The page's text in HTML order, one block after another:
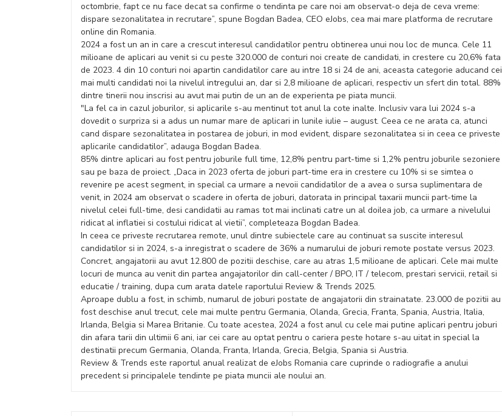
octombrie, fapt ce nu face decat sa confirme o tendinta pe care noi am observat-o deja de ceva vreme:
dispare sezonalitatea in recrutare”, spune Bogdan Badea, CEO eJobs, cea mai mare platforma de recrutare
online din Romania.
2024 a fost un an in care a crescut interesul candidatilor pentru obtinerea unui nou loc de munca. Cele 11
milioane de aplicari au venit si cu peste 320.000 de conturi noi create de candidati, in crestere cu 20,6% fata
de 2023. 4 din 10 conturi noi apartin candidatilor care au intre 18 si 24 de ani, aceasta categorie aducand cei
mai multi candidati noi la nivelul intregului an, dar si 2,8 milioane de aplicari, respectiv un sfert din total. 88%
dintre tinerii nou inscrisi au avut mai putin de un an de experienta pe piata muncii.
"La fel ca in cazul joburilor, si aplicarile s-au mentinut tot anul la cote inalte. Inclusiv vara lui 2024 s-a
dovedit o surpriza si a adus un numar mare de aplicari in lunile iulie – august. Ceea ce ne arata ca, atunci
cand dispare sezonalitatea in postarea de joburi, in mod evident, dispare sezonalitatea si in ceea ce priveste
aplicarile candidatilor”, adauga Bogdan Badea.
85% dintre aplicari au fost pentru joburile full time, 12,8% pentru part-time si 1,2% pentru joburile sezoniere
sau pe baza de proiect. „Daca in 2023 oferta de joburi part-time era in crestere cu 10% si se simtea o
revenire pe acest segment, in special ca urmare a nevoii candidatilor de a avea o sursa suplimentara de
venit, in 2024 am observat o scadere in oferta de joburi, datorata in principal taxarii muncii part-time la
nivelul celei full-time, desi candidatii au ramas tot mai inclinati catre un al doilea job, ca urmare a nivelului
ridicat al inflatiei si costului ridicat al vietii”, completeaza Bogdan Badea.
In ceea ce priveste recrutarea remote, unul dintre subiectele care au continuat sa suscite interesul
candidatilor si in 2024, s-a inregistrat o scadere de 36% a numarului de joburi remote postate versus 2023.
Concret, angajatorii au avut 12.800 de pozitii deschise, care au atras 1,5 milioane de aplicari. Cele mai multe
locuri de munca au venit din partea angajatorilor din call-center / BPO, IT / telecom, prestari servicii, retail si
educatie / training, dupa cum arata datele raportului Review & Trends 2025.
Aproape dublu a fost, in schimb, numarul de joburi postate de angajatorii din strainatate. 23.000 de pozitii au
fost deschise anul trecut, cele mai multe pentru Germania, Olanda, Grecia, Franta, Spania, Austria, Italia,
Irlanda, Belgia si Marea Britanie. Cu toate acestea, 2024 a fost anul cu cele mai putine aplicari pentru joburi
din afara tarii din ultimii 6 ani, iar cei care au optat pentru o cariera peste hotare s-au uitat in special la
destinatii precum Germania, Olanda, Franta, Irlanda, Grecia, Belgia, Spania si Austria.
Review & Trends este raportul anual realizat de eJobs Romania care cuprinde o radiografie a anului
precedent si principalele tendinte pe piata muncii ale noului an.